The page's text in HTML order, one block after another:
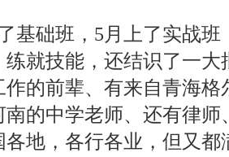
基础班，5月上了实战
练就技能，还结识了一
作的前辈、有来自青海
南的中学老师、还有律
各地，各行各业，但又